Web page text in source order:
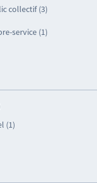
collectif (3)
service (1)
(1)